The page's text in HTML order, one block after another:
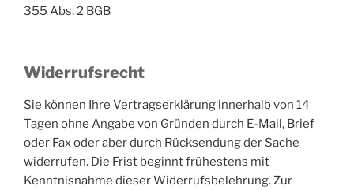
355 Abs. 2 BGB
Widerrufsrecht
Sie können Ihre Vertragserklärung innerhalb von 14
Tagen ohne Angabe von Gründen durch E-Mail, Brief
oder Fax oder aber durch Rücksendung der Sache
widerrufen. Die Frist beginnt frühestens mit
Kenntnisnahme dieser Widerrufsbelehrung. Zur